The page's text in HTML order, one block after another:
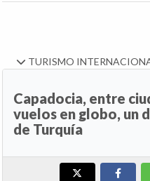
TURISMO
Capadocia, entre
vuelos en globo, un
de Turquía